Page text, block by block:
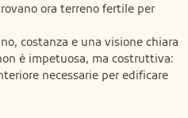
ora terreno fertile per
costanza e una visione chiara
è impetuosa, ma costruttiva:
necessarie per edificare